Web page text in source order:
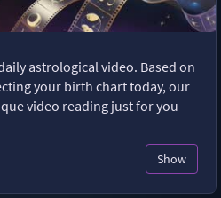
astrological video. Based on
your birth chart today, our
video reading just for you —
Show